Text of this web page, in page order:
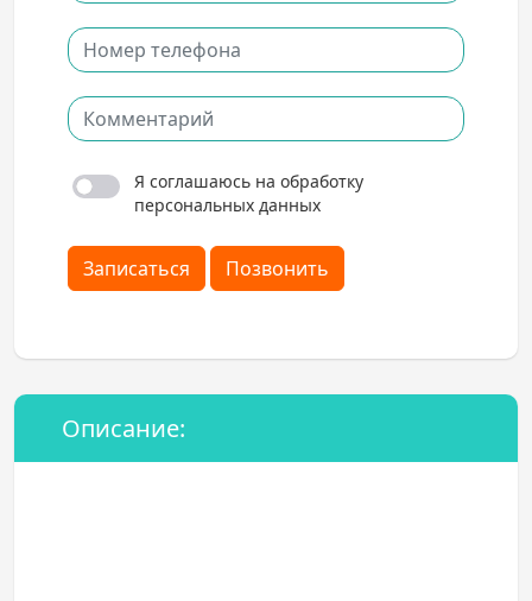
Я соглашаюсь на обработку
персональных данных
Записаться Позвонить
Описание: